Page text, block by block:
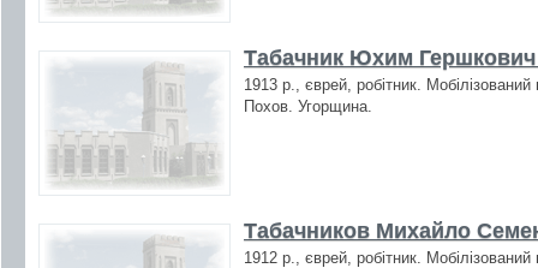
Табачник Юхим Гершкович
1913 р., єврей, робітник.
Похов. Угорщина.
Табачников Михайло
1912 р., єврей, робітник.